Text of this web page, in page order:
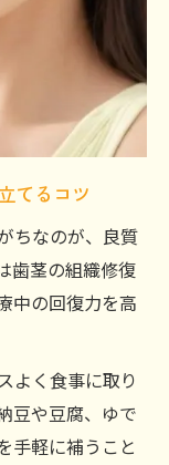
てるコツ
ちなのが、良質
歯茎の組織修復
中の回復力を高
よく食事に取り
豆や豆腐、ゆで
手軽に補うこと